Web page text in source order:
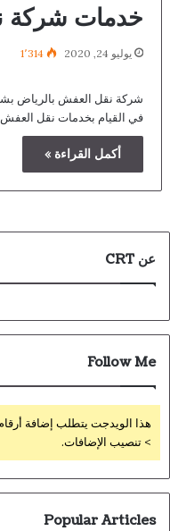
خدمات شركة
يوليو 24, 2020 1٬314
شركة نقل العفش بالرياض
في القيام بخدمات نقل
أكمل القراءة »
عن CRT
Follow Me
هذا الويدجت يتطلب إضافة
> تنصيب الإضافات.
Popular Articles